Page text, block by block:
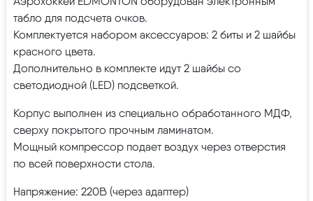
табло для подсчета очков.
Комплектуется набором аксессуаров: 2 биты и 2 шайбы
красного цвета.
Дополнительно в комплекте идут 2 шайбы со
светодиодной (LED) подсветкой.
Корпус выполнен из специально обработанного МДФ,
сверху покрытого прочным ламинатом.
Мощный компрессор подает воздух через отверстия
по всей поверхности стола.
Напряжение: 220В (через адаптер)